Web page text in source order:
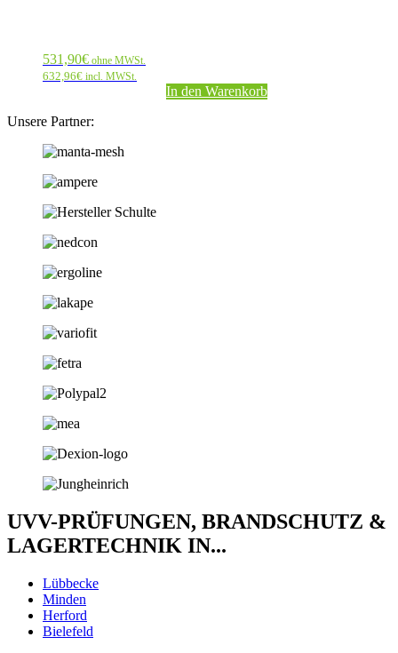
531,90€ ohne MWSt.
632,96€ incl. MWSt.
In den Warenkorb
Unsere Partner:
UVV-PRÜFUNGEN, BRANDSCHUTZ &
LAGERTECHNIK IN...
Lübbecke
Minden
Herford
Bielefeld